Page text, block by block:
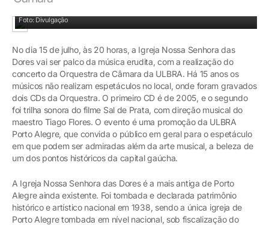
Foto: Divulgação
No dia 15 de julho, às 20 horas, a Igreja Nossa Senhora das
Dores vai ser palco da música erudita, com a realização do
concerto da Orquestra de Câmara da ULBRA. Há 15 anos os
músicos não realizam espetáculos no local, onde foram gravados
dois CDs da Orquestra. O primeiro CD é de 2005, e o segundo
foi trilha sonora do filme Sal de Prata, com direção musical do
maestro Tiago Flores. O evento é uma promoção da ULBRA
Porto Alegre, que convida o público em geral para o espetáculo
em que podem ser admiradas além da arte musical, a beleza de
um dos pontos históricos da capital gaúcha.
A Igreja Nossa Senhora das Dores é a mais antiga de Porto
Alegre ainda existente. Foi tombada e declarada patrimônio
histórico e artístico nacional em 1938, sendo a única igreja de
Porto Alegre tombada em nível nacional, sob fiscalização do